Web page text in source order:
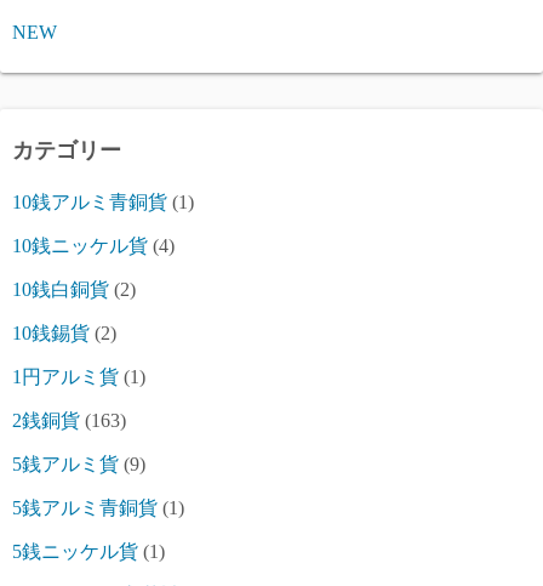
NEW
カテゴリー
10銭アルミ青銅貨 (1)
10銭ニッケル貨 (4)
10銭白銅貨 (2)
10銭錫貨 (2)
1円アルミ貨 (1)
2銭銅貨 (163)
5銭アルミ貨 (9)
5銭アルミ青銅貨 (1)
5銭ニッケル貨 (1)